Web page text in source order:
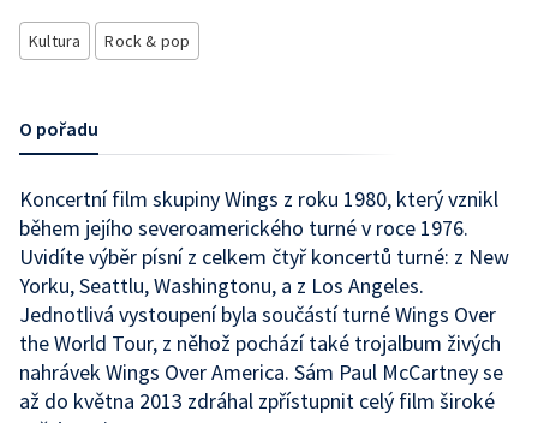
Kultura Rock & pop
O pořadu
Koncertní film skupiny Wings z roku 1980, který vznikl
během jejího severoamerického turné v roce 1976.
Uvidíte výběr písní z celkem čtyř koncertů turné: z New
Yorku, Seattlu, Washingtonu, a z Los Angeles.
Jednotlivá vystoupení byla součástí turné Wings Over
the World Tour, z něhož pochází také trojalbum živých
nahrávek Wings Over America. Sám Paul McCartney se
až do května 2013 zdráhal zpřístupnit celý film široké